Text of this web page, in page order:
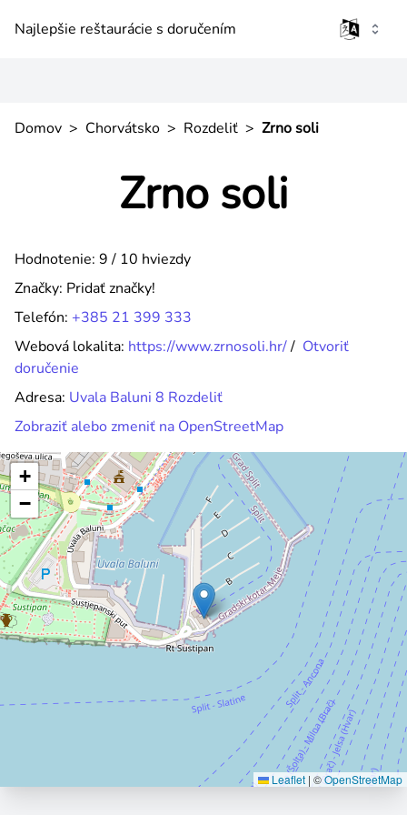
Najlepšie reštaurácie s doručením
Domov > Chorvátsko > Rozdeliť > Zrno soli
Zrno soli
Hodnotenie: 9 / 10 hviezdy
Značky: Pridať značky!
Telefón: +385 21 399 333
Webová lokalita: https://www.zrnosoli.hr// Otvoriť
doručenie
Adresa: Uvala Baluni 8 Rozdeliť
Zobraziť alebo zmeniť na OpenStreetMap
+
−
Leaflet | ©OpenStreetMap